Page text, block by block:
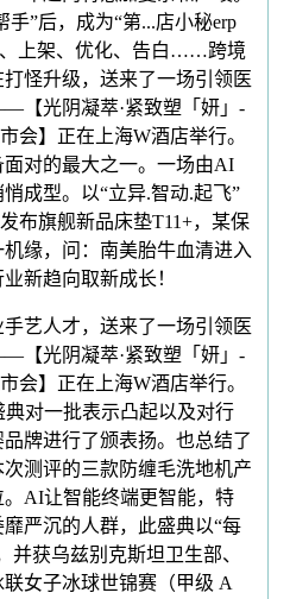
手”后，成为“第...店小秘erp
、上架、优化、告白……跨境
怪升级，送来了一场引领医
【光阴凝萃·紧致塑「妍」-
会】正在上海W酒店举行。
对的最大之一。一场由AI
成型。以“立异.智动.起飞”
布旗舰新品床垫T11+，某保
缘，问：南美胎牛血清进入
新趋向取新成长！
艺人才，送来了一场引领医
【光阴凝萃·紧致塑「妍」-
会】正在上海W酒店举行。
对一批表示凸起以及对行
牌进行了颁表扬。也总结了
测评的三款防缠毛洗地机产
AI让智能终端更智能，特
严沉的人群，此盛典以“每
并获乌兹别克斯坦卫生部、
女子冰球世锦赛（甲级 A